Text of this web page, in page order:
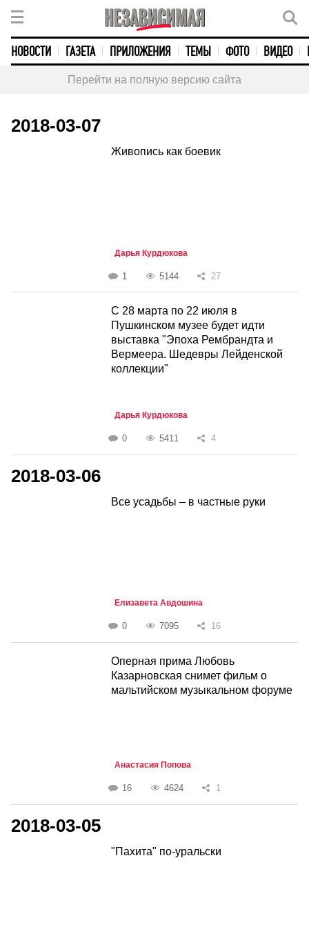
НОВОСТИ ГАЗЕТА ПРИЛОЖЕНИЯ ТЕМЫ ФОТО ВИДЕО
Перейти на полную версию сайта
2018-03-07
Живопись как боевик
Дарья Курдюкова
1 5144 27
С 28 марта по 22 июля в
Пушкинском музее будет идти
выставка "Эпоха Рембрандта и
Вермеера. Шедевры Лейденской
коллекции"
Дарья Курдюкова
0 5411 4
2018-03-06
Все усадьбы – в частные руки
Елизавета Авдошина
0 7095 16
Оперная прима Любовь
Казарновская снимет фильм о
мальтийском музыкальном форуме
Анастасия Попова
16 4624 1
2018-03-05
"Пахита" по-уральски